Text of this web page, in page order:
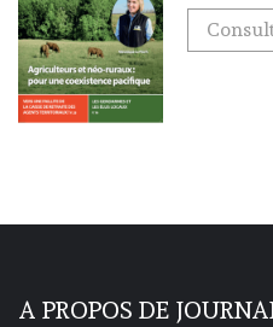
A PROPOS DE